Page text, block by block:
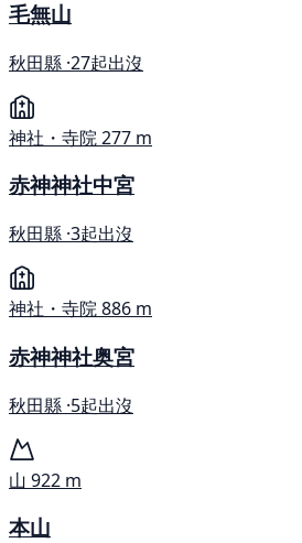
毛無山
秋田縣 ·27起出沒
神社・寺院277 m
赤神神社中宮
秋田縣 ·3起出沒
神社・寺院886 m
赤神神社奥宮
秋田縣 ·5起出沒
山 922 m
本山